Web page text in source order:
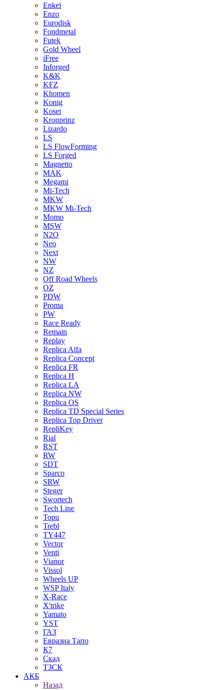
Enkei
Enzo
Eurodisk
Fondmetal
Futek
Gold Wheel
iFree
Inforged
K&K
KFZ
Khomen
Konig
Kosei
Kronprinz
Lizardo
LS
LS FlowForming
LS Forged
Magnetto
MAK
Megami
Mi-Tech
MKW
MKW Mi-Tech
Momo
MSW
N2O
Neo
Next
NW
NZ
Off Road Wheels
OZ
PDW
Proma
PW
Race Ready
Remain
Replay
Replica Alfa
Replica Concept
Replica FR
Replica H
Replica LA
Replica NW
Replica OS
Replica TD Special Series
Replica Top Driver
RepliKey
Rial
RST
RW
SDT
Sparco
SRW
Steger
Swortech
Tech Line
Topu
Trebl
TY447
Vector
Venti
Vianor
Vissol
Wheels UP
WSP Italy
X-Race
X'trike
Yamato
YST
ГАЗ
Евразиа Тапо
К7
Скад
ТЗСК
АКБ
Назад